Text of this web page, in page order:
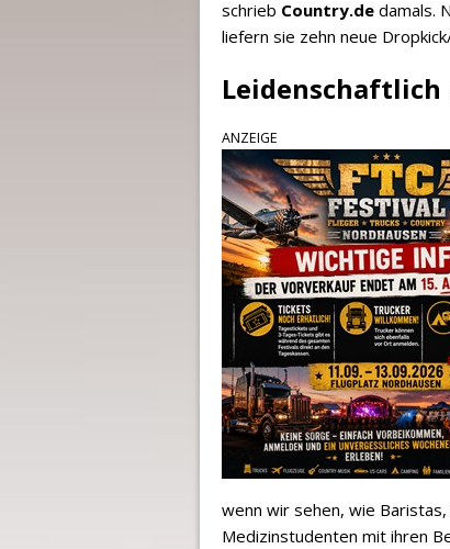
schrieb Country.de damals.
liefern sie zehn neue
ANZEIGE
wenn wir sehen, wie
Medizinstudenten mit ihren